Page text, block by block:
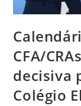
CFA/
decisiva
Colégio